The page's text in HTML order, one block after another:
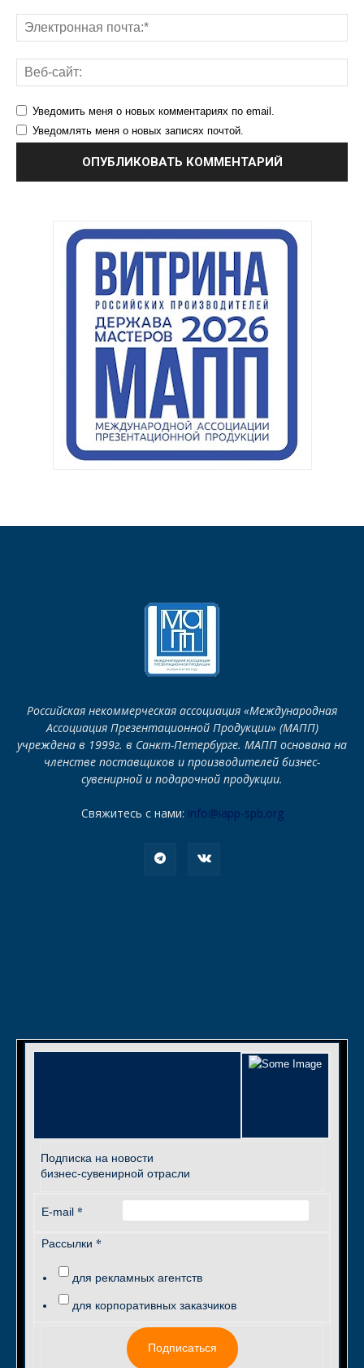
Уведомить меня о новых комментариях по email.
Уведомлять меня о новых записях почтой.
Российская некоммерческая ассоциация «Международная
Ассоциация Презентационной Продукции» (МАПП)
учреждена в 1999г. в Санкт-Петербурге. МАПП основана на
членстве поставщиков и производителей бизнес-
сувенирной и подарочной продукции.
Свяжитесь с нами: info@iapp-spb.org
Подписка на новости
бизнес-сувенирной отрасли
E-mail *
Рассылки *
для рекламных агентств
для корпоративных заказчиков
Подписаться